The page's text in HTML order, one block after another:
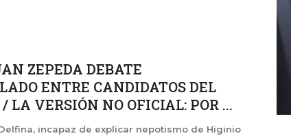
ZEPEDA DEBATE
ENTRE CANDIDATOS DEL
LA VERSIÓN NO OFICIAL: POR ...
incapaz de explicar nepotismo de Higinio